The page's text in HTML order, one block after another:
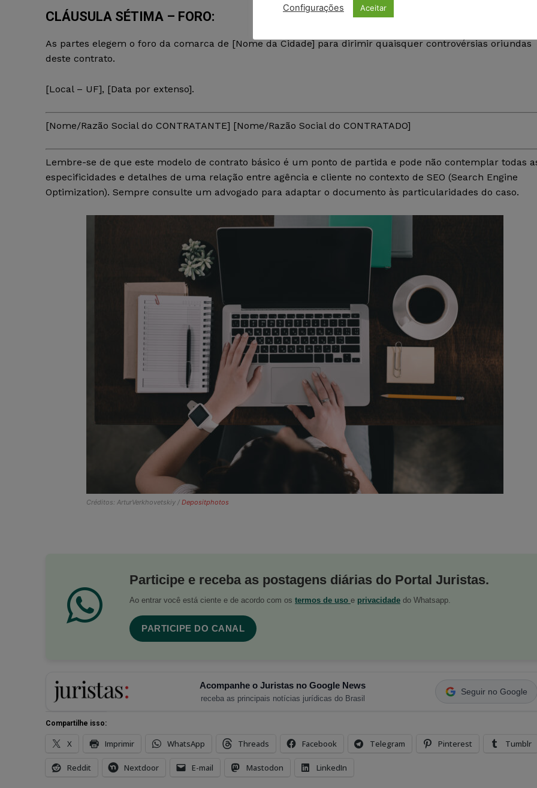
CLÁUSULA SÉTIMA – FORO:
As partes elegem o foro da comarca de [Nome da Cidade] para dirimir quaisquer controvérsias oriundas
deste contrato.
[Local – UF], [Data por extenso].
[Nome/Razão Social do CONTRATANTE] [Nome/Razão Social do CONTRATADO]
Lembre-se de que este modelo de contrato básico é um ponto de partida e pode não contemplar todas
especificidades e detalhes de uma relação entre agência e cliente no contexto de SEO (Search Engine
Optimization). Sempre consulte um advogado para adaptar o documento às particularidades do caso.
Créditos: ArturVerkhovetskiy /Depositphotos
Participe e receba as postagens diárias do Portal Juristas.
Ao entrar você está ciente e de acordo com os termos de uso e privacidade do Whatsapp.
PARTICIPE DO CANAL
Acompanhe o Juristas no Google News
receba as principais notícias jurídicas do Brasil
Seguir no Google
Compartilhe isso:
X Imprimir WhatsApp Threads Facebook Telegram Pinterest Tumblr
Reddit Nextdoor E-mail Mastodon LinkedIn
Configurações Aceitar